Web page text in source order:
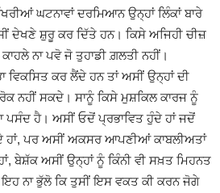
ਘਟਨਾਵਾਂ ਦਰਮਿਆਨ ਉਨ੍ਹਾਂ ਲਿੰਕਾਂ ਬਾਰੇ
ਦੇਖਣੇ ਸ਼ੁਰੂ ਕਰ ਦਿੱਤੇ ਹਨ। ਕਿਸੇ ਅਜਿਹੀ ਚੀਜ਼
ਨਾ ਪਵੋ ਜੋ ਤੁਹਾਡੀ ਗ਼ਲਤੀ ਨਹੀਂ।
ਵਿਕਸਿਤ ਕਰ ਲੈਂਦੇ ਹਨ ਤਾਂ ਅਸੀਂ ਉਨ੍ਹਾਂ ਦੀ
ਨਹੀਂ ਸਕਦੇ। ਸਾਨੂੰ ਕਿਸੇ ਮੁਸ਼ਕਿਲ ਕਾਰਜ ਨੂੰ
ਪਸੰਦ ਹੈ। ਅਸੀਂ ਓਦੋਂ ਪ੍ਰਭਾਵਿਤ ਹੁੰਦੇ ਹਾਂ ਜਦੋਂ
ਹਾਂ, ਪਰ ਅਸੀਂ ਅਕਸਰ ਆਪਣੀਆਂ ਕਾਬਲੀਅਤਾਂ
ਬੇਸ਼ੱਕ ਅਸੀਂ ਉਨ੍ਹਾਂ ਨੂੰ ਕਿੰਨੀ ਵੀ ਸਖ਼ਤ ਮਿਹਨਤ
ਇਹ ਨਾ ਭੁੱਲੋ ਕਿ ਤੁਸੀਂ ਇਸ ਵਕਤ ਕੀ ਕਰਨ ਜੋਗੇ